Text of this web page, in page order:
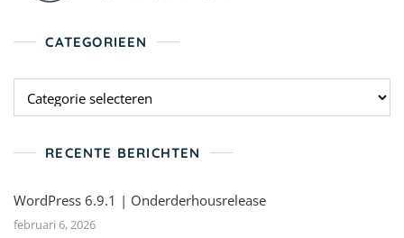
CATEGORIEEN
RECENTE BERICHTEN
WordPress 6.9.1 | Onderderhousrelease
februari 6, 2026